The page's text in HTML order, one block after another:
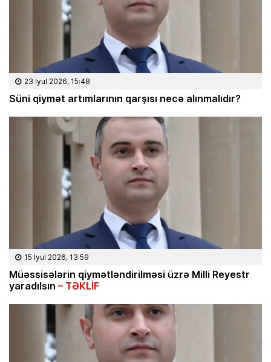
23 İyul 2026, 15:48
Süni qiymət artımlarının qarşısı necə alınmalıdır?
15 İyul 2026, 13:59
Müəssisələrin qiymətləndirilməsi üzrə Milli Reyestr
yaradılsın – TƏKLİF